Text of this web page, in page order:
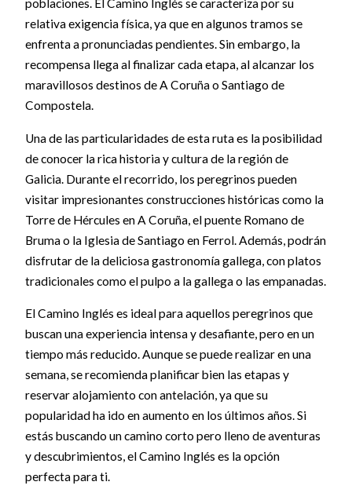
poblaciones. El Camino Inglés se caracteriza por su
relativa exigencia física, ya que en algunos tramos se
enfrenta a pronunciadas pendientes. Sin embargo, la
recompensa llega al finalizar cada etapa, al alcanzar los
maravillosos destinos de A Coruña o Santiago de
Compostela.
Una de las particularidades de esta ruta es la posibilidad
de conocer la rica historia y cultura de la región de
Galicia. Durante el recorrido, los peregrinos pueden
visitar impresionantes construcciones históricas como la
Torre de Hércules en A Coruña, el puente Romano de
Bruma o la Iglesia de Santiago en Ferrol. Además, podrán
disfrutar de la deliciosa gastronomía gallega, con platos
tradicionales como el pulpo a la gallega o las empanadas.
El Camino Inglés es ideal para aquellos peregrinos que
buscan una experiencia intensa y desafiante, pero en un
tiempo más reducido. Aunque se puede realizar en una
semana, se recomienda planificar bien las etapas y
reservar alojamiento con antelación, ya que su
popularidad ha ido en aumento en los últimos años. Si
estás buscando un camino corto pero lleno de aventuras
y descubrimientos, el Camino Inglés es la opción
perfecta para ti.